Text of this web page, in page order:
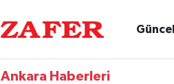
Güncel
Ankara Haberleri